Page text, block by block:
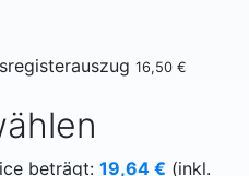
16,50 €
beträgt: 19,64 € (inkl.